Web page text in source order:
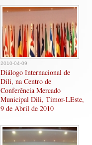
2010-04-09
Diálogo Internacional de
Dili, na Centro de
Conferência Mercado
Municipal Dili, Timor-LEste,
9 de Abril de 2010